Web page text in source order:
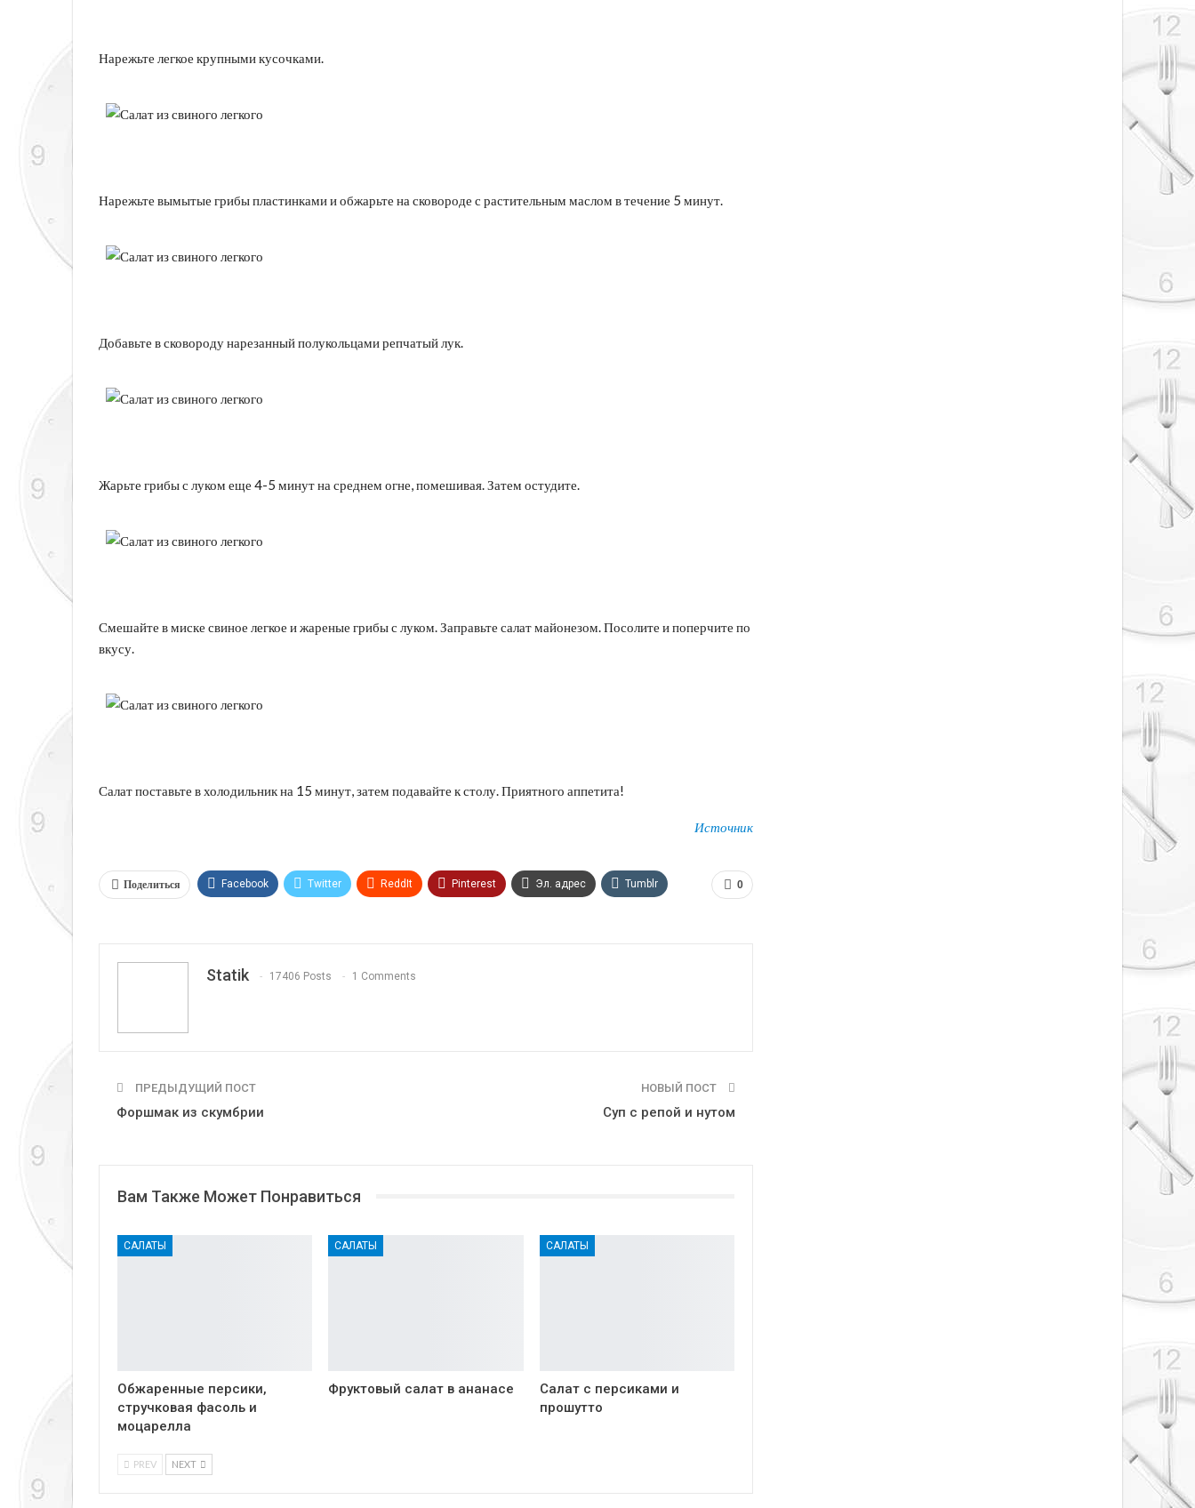
Нарежьте легкое крупными кусочками.
Нарежьте вымытые грибы пластинками и обжарьте на сковороде с растительным маслом в течение 5 минут.
Добавьте в сковороду нарезанный полукольцами репчатый лук.
Жарьте грибы с луком еще 4-5 минут на среднем огне, помешивая. Затем остудите.
Смешайте в миске свиное легкое и жареные грибы с луком. Заправьте салат майонезом. Посолите и поперчите по
вкусу.
Салат поставьте в холодильник на 15 минут, затем подавайте к столу. Приятного аппетита!
Источник
0
Поделиться Facebook Twitter ReddIt Pinterest Эл. адрес Tumblr
Statik 17406 Posts 1 Comments
ПРЕДЫДУЩИЙ ПОСТ
Форшмак из скумбрии
НОВЫЙ ПОСТ
Суп с репой и нутом
Вам Также Может Понравиться
САЛАТЫ
Обжаренные персики,
стручковая фасоль и
моцарелла
САЛАТЫ
Фруктовый салат в ананасе
САЛАТЫ
Салат с персиками и
прошутто
PREV NEXT